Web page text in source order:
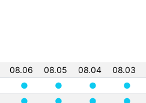
08.06 08.05 08.04 08.03
● ● ● ●
● ● ● ●